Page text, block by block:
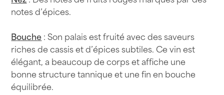
notes d’épices.
Bouche: Son palais est fruité avec des saveurs
riches de cassis et d’épices subtiles. Ce vin est
élégant, a beaucoup de corps et affiche une
bonne structure tannique et une fin en bouche
équilibrée.